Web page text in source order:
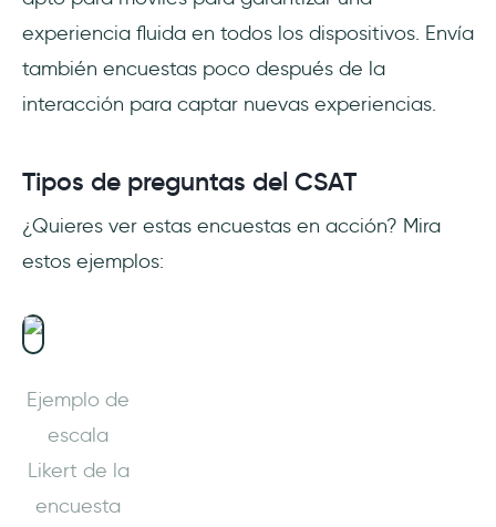
experiencia fluida en todos los dispositivos. Envía
también encuestas poco después de la
interacción para captar nuevas experiencias.
Tipos de preguntas del CSAT
¿Quieres ver estas encuestas en acción? Mira
estos ejemplos:
Ejemplo de
escala
Likert de la
encuesta